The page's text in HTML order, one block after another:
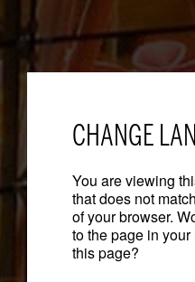
CHANGE
You are viewing
that does not
of your browser.
to the page in
this page?